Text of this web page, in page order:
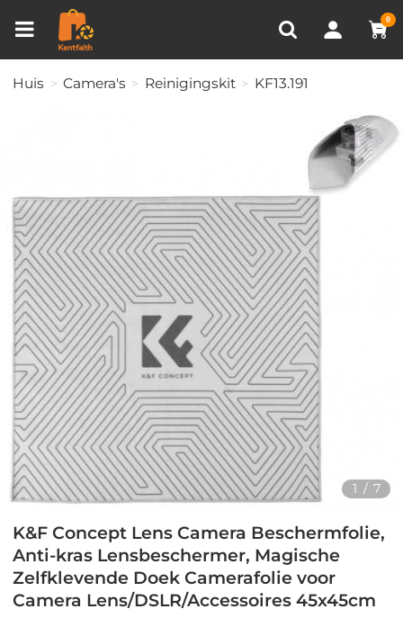
0
RECENT BEKEKEN
Huis Camera's Reinigingskit KF13.191
1 / 7
K&F Concept Lens Camera Beschermfolie,
Anti-kras Lensbeschermer, Magische
Zelfklevende Doek Camerafolie voor
Camera Lens/DSLR/Accessoires 45x45cm